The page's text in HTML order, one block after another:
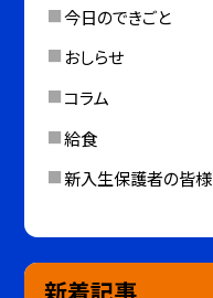
今日のできごと
おしらせ
コラム
給食
新入生保護者の皆様